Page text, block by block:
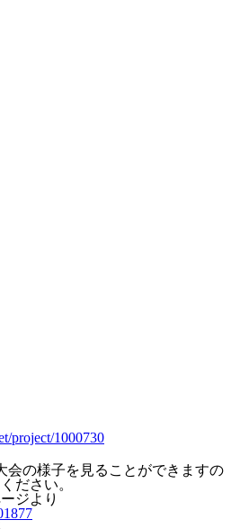
project/1000730
会の様子を見ることができますの
ださい。
ジより